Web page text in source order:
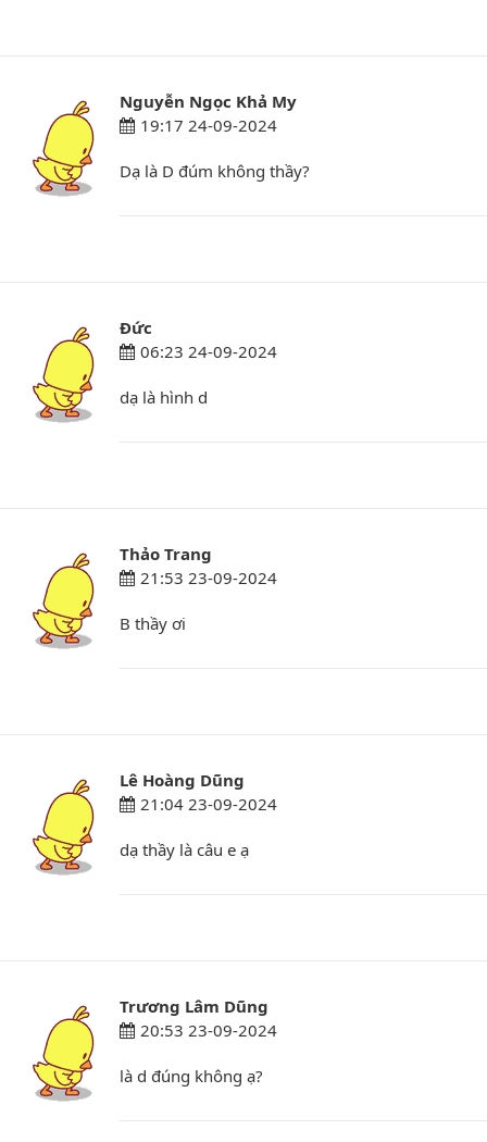
Nguyễn Ngọc Khả My
19:17 24-09-2024
Dạ là D đúm không thầy?
Đức
06:23 24-09-2024
dạ là hình d
Thảo Trang
21:53 23-09-2024
B thầy ơi
Lê Hoàng Dũng
21:04 23-09-2024
dạ thầy là câu e ạ
Trương Lâm Dũng
20:53 23-09-2024
là d đúng không ạ?